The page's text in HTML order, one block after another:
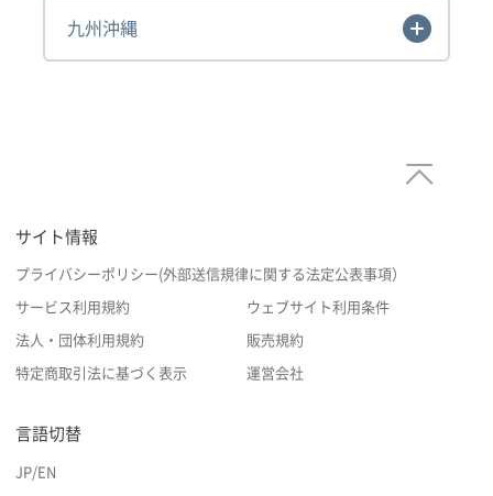
九州沖縄
サイト情報
プライバシーポリシー(外部送信規律に関する法定公表事項）
サービス利用規約 ウェブサイト利用条件
法人・団体利用規約 販売規約
特定商取引法に基づく表示 運営会社
言語切替
JP/EN